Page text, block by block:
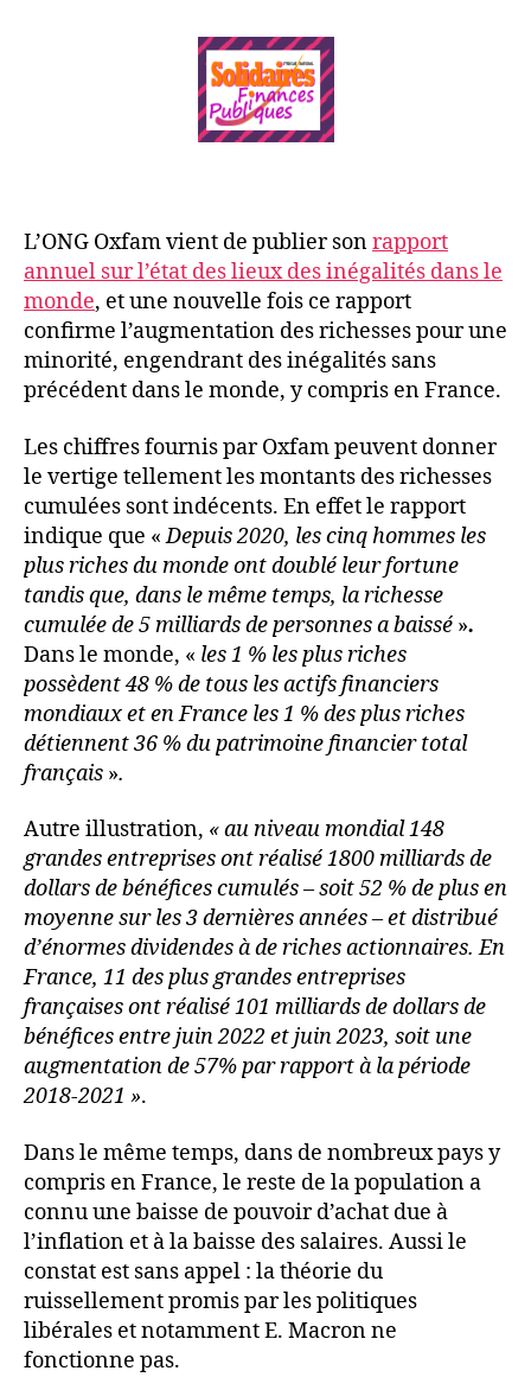
L’ONG Oxfam vient de publier sonrapport
annuel sur l’état des lieux des inégalités dans le
monde, et une nouvelle fois ce rapport
confirme l’augmentation des richesses pour une
minorité, engendrant des inégalités sans
précédent dans le monde, y compris en France.
Les chiffres fournis par Oxfam peuvent donner
le vertige tellement les montants des richesses
cumulées sont indécents. En effet le rapport
indique que «Depuis 2020, les cinq hommes les
plus riches du monde ont doublé leur fortune
tandis que, dans le même temps, la richesse
cumulée de 5 milliards de personnes a baissé ».
Dans le monde, « les 1 % les plus riches
possèdent 48 % de tous les actifs financiers
mondiaux et en France les 1 % des plus riches
détiennent 36 % du patrimoine financier total
français ».
Autre illustration, « au niveau mondial 148
grandes entreprises ont réalisé 1800 milliards de
dollars de bénéfices cumulés – soit 52 % de plus en
moyenne sur les 3 dernières années – et distribué
d’énormes dividendes à de riches actionnaires. En
France, 11 des plus grandes entreprises
françaises ont réalisé 101 milliards de dollars de
bénéfices entre juin 2022 et juin 2023, soit une
augmentation de 57% par rapport à la période
2018-2021 ».
Dans le même temps, dans de nombreux pays y
compris en France, le reste de la population a
connu une baisse de pouvoir d’achat due à
l’inflation et à la baisse des salaires. Aussi le
constat est sans appel : la théorie du
ruissellement promis par les politiques
libérales et notamment E. Macron ne
fonctionne pas.